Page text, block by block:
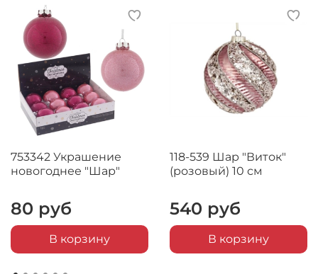
753342 Украшение
новогоднее "Шар"
80 руб
В корзину
118-539 Шар "Виток"
(розовый) 10 см
540 руб
В корзину